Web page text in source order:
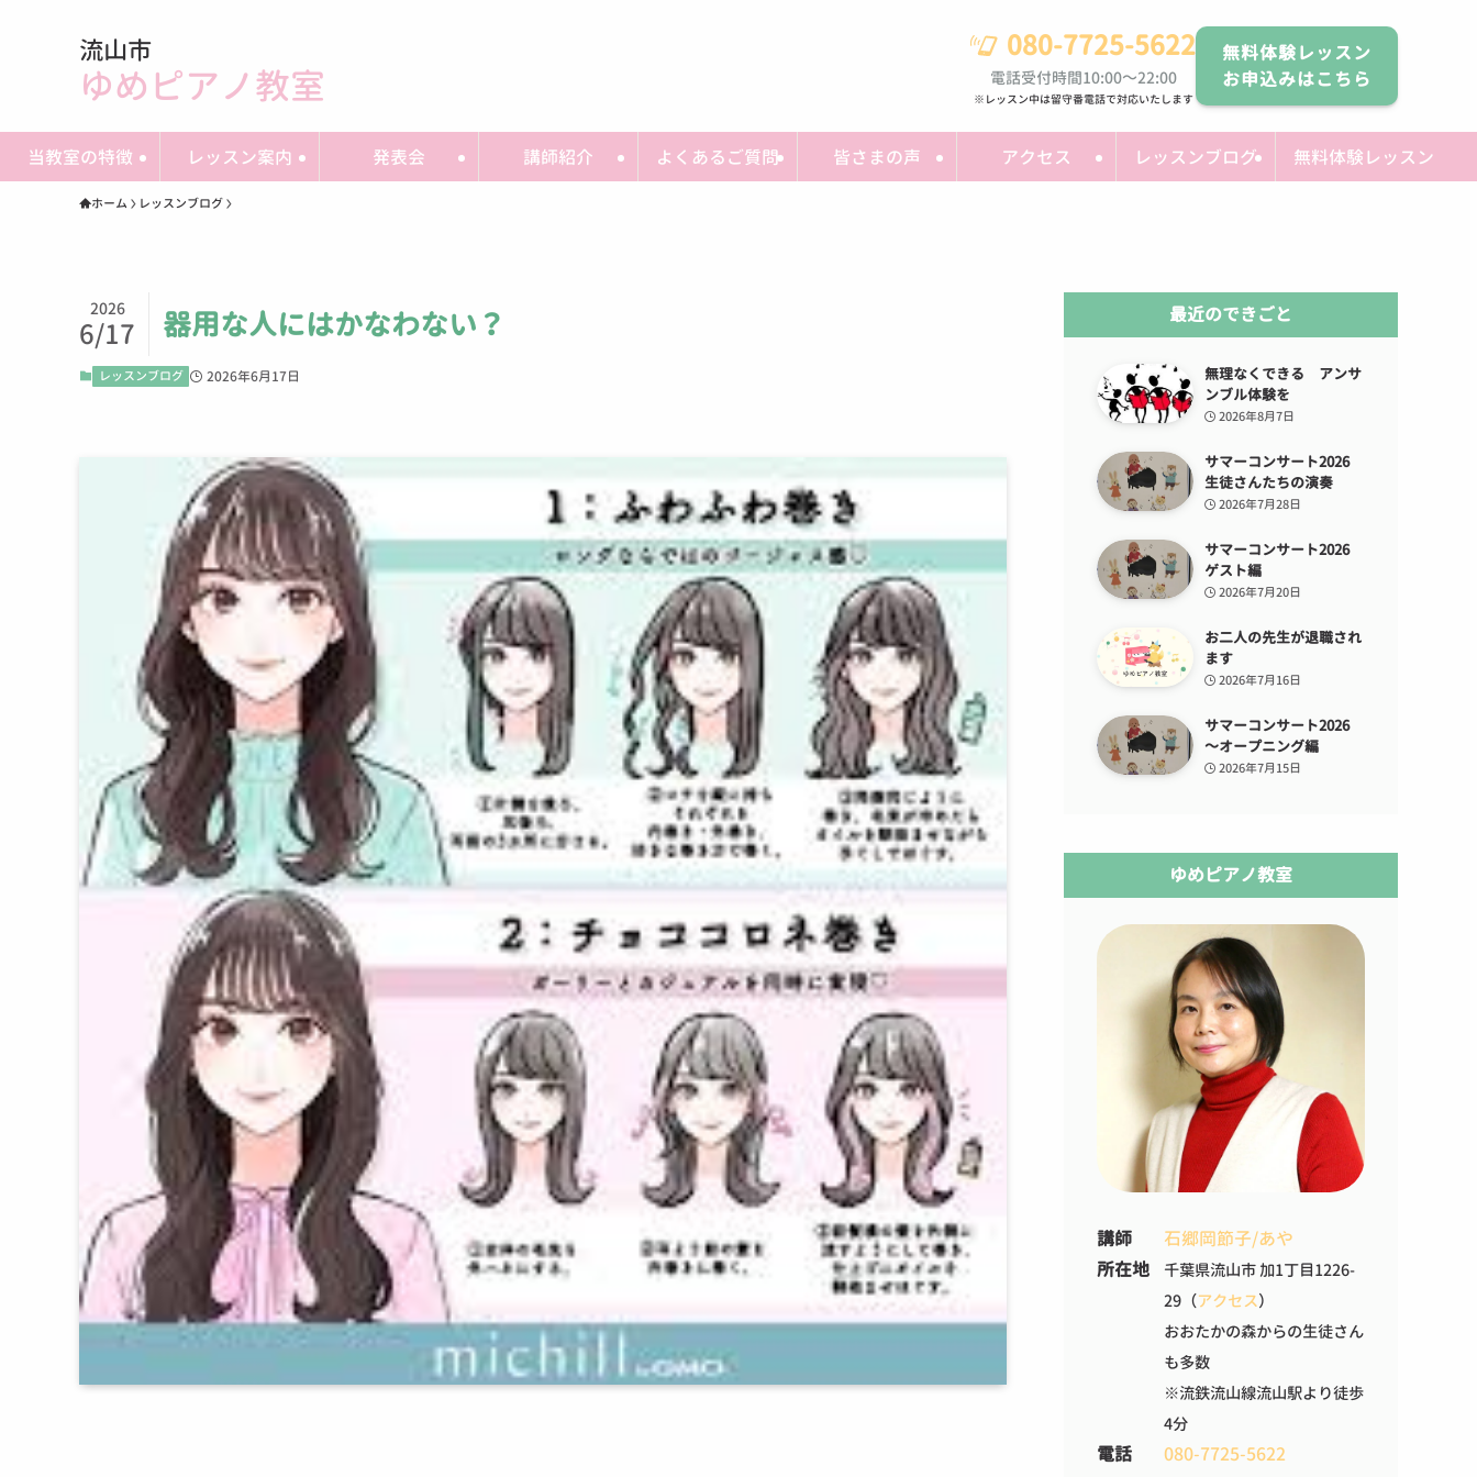
流山市
ゆめピアノ教室
080-7725-5622
電話受付時間10:00～22:00
※レッスン中は留守番電話で対応いたします
無料体験レッスン
お申込みはこちら
当教室の特徴 レッスン案内 発表会 講師紹介 よくあるご質問 皆さまの声 アクセス レッスンブログ 無料体験レッスン
ホーム レッスンブログ
器用な人にはかなわない？
2026
6/17
レッスンブログ 2026年6月17日
最近のできごと
無理なくできる アンサ
ンブル体験を
2026年8月7日
サマーコンサート2026
生徒さんたちの演奏
2026年7月28日
サマーコンサート2026
ゲスト編
2026年7月20日
お二人の先生が退職され
ます
2026年7月16日
サマーコンサート2026
～オープニング編
2026年7月15日
ゆめピアノ教室
講師
石郷岡節子/あや
所在地
千葉県流山市 加1丁目1226-
29（アクセス）
おおたかの森からの生徒さん
も多数
※流鉄流山線流山駅より徒歩
4分
電話 080-7725-5622